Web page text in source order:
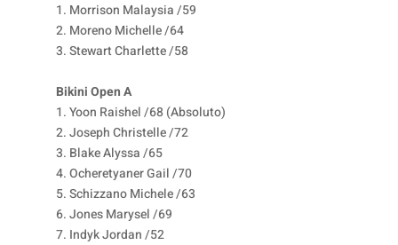
1. Morrison Malaysia /59
2. Moreno Michelle /64
3. Stewart Charlette /58
Bikini Open A
1. Yoon Raishel /68 (Absoluto)
2. Joseph Christelle /72
3. Blake Alyssa /65
4. Ocheretyaner Gail /70
5. Schizzano Michele /63
6. Jones Marysel /69
7. Indyk Jordan /52